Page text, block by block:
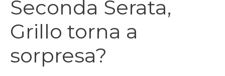
Seconda Serata,
Grillo torna a
sorpresa?